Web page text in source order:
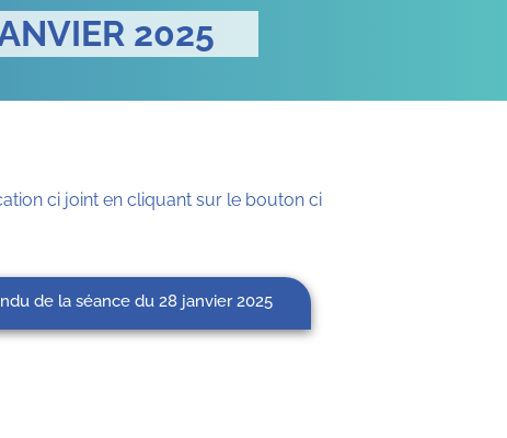
2025
ci joint en cliquant sur le bouton ci
de la séance du 28 janvier 2025